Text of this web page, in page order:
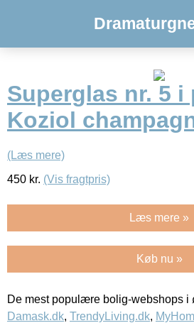
Superglas nr. 5 i
Koziol
(Læs mere)
450 kr. (Vis fragtpris)
Læs mere »
Køb nu »
De mest populære bolig-webshops i
Damask.dk, TrendyLiving.dk,